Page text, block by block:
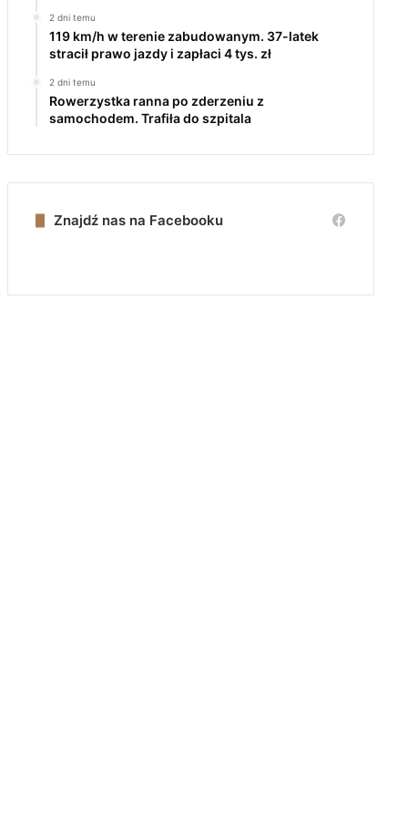
2 dni temu
119 km/h w terenie zabudowanym. 37-latek
stracił prawo jazdy i zapłaci 4 tys. zł
2 dni temu
Rowerzystka ranna po zderzeniu z
samochodem. Trafiła do szpitala
Znajdź nas na Facebooku